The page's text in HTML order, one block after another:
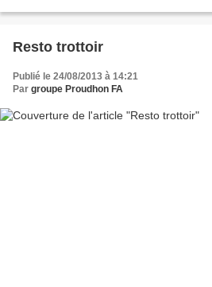
Resto trottoir
Publié le 24/08/2013 à 14:21
Par groupe Proudhon FA